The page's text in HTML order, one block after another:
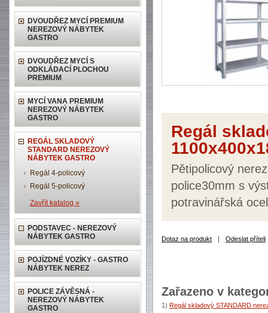
DVOUDŘEZ MYCÍ PREMIUM
NEREZOVÝ NÁBYTEK
GASTRO
DVOUDŘEZ MYCÍ S
ODKLÁDACÍ PLOCHOU
PREMIUM
MYCÍ VANA PREMIUM
NEREZOVÝ NÁBYTEK
GASTRO
REGÁL SKLADOVÝ
STANDARD NEREZOVÝ
NÁBYTEK GASTRO
Regál 4-policový
Regál 5-policový
Zavřít katalog »
PODSTAVEC - NEREZOVÝ
NÁBYTEK GASTRO
POJÍZDNÉ VOZÍKY - GASTRO
NÁBYTEK NEREZ
POLICE ZÁVĚSNÁ -
NEREZOVÝ NÁBYTEK
GASTRO
Regál
Pětipolicový
police30mm s
potravinářská
Dotaz na produkt Odeslat příteli
Zařazeno v
1) Regál skladový STANDARD